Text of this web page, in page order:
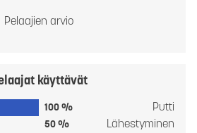
Pelaajien arvio
käyttävät
100 % Putti
50 % Lähestyminen